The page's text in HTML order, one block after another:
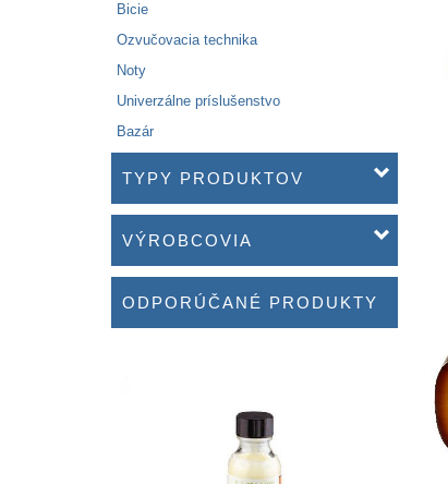
Bicie
Ozvučovacia technika
Noty
Univerzálne príslušenstvo
Bazár
TYPY PRODUKTOV
VÝROBCOVIA
ODPORÚČANÉ PRODUKTY